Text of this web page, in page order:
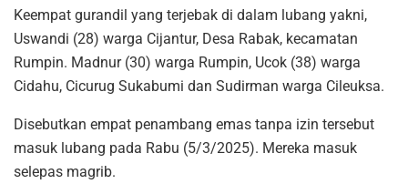
Keempat gurandil yang terjebak di dalam lubang yakni,
Uswandi (28) warga Cijantur, Desa Rabak, kecamatan
Rumpin. Madnur (30) warga Rumpin, Ucok (38) warga
Cidahu, Cicurug Sukabumi dan Sudirman warga Cileuksa.
Disebutkan empat penambang emas tanpa izin tersebut
masuk lubang pada Rabu (5/3/2025). Mereka masuk
selepas magrib.